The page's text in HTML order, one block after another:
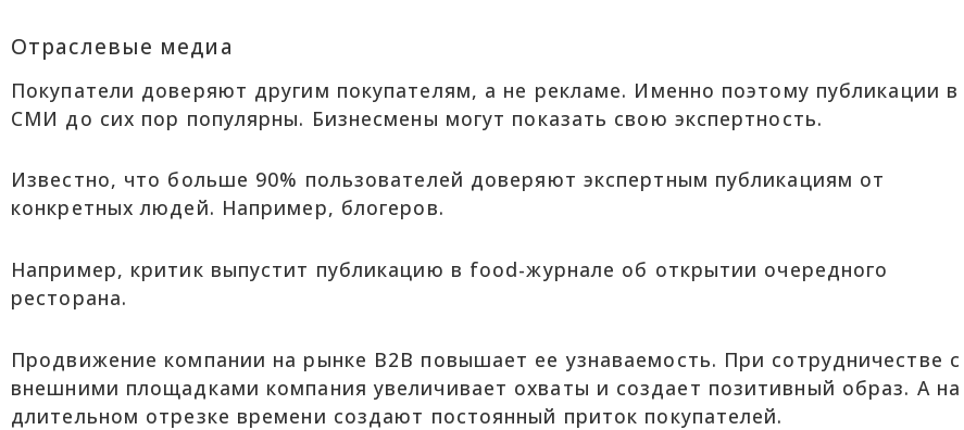
Отраслевые медиа
Покупатели доверяют другим покупателям, а не рекламе. Именно поэтому публикации в
СМИ до сих пор популярны. Бизнесмены могут показать свою экспертность.
Известно, что больше 90% пользователей доверяют экспертным публикациям от
конкретных людей. Например, блогеров.
Например, критик выпустит публикацию в food-журнале об открытии очередного
ресторана.
Продвижение компании на рынке B2B повышает ее узнаваемость. При сотрудничестве с
внешними площадками компания увеличивает охваты и создает позитивный образ. А на
длительном отрезке времени создают постоянный приток покупателей.